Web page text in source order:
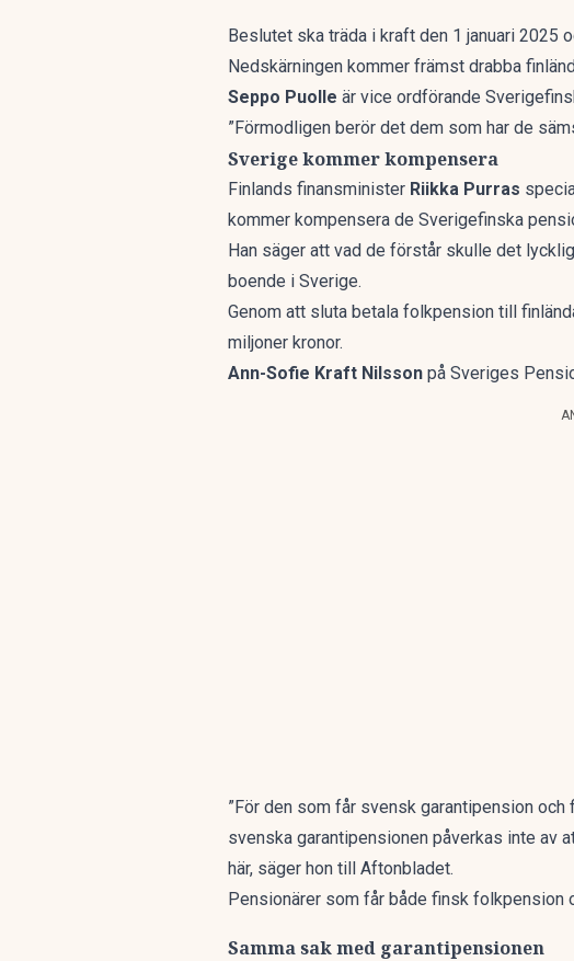
Beslutet ska träda i kraft den 1 januari 2025
Nedskärningen kommer främst drabba
Seppo Puolle är vice ordförande
”Förmodligen berör det dem som har de
Sverige kommer kompensera
Finlands finansminister Riikka Purras
kommer kompensera de Sverigefinska
Han säger att vad de förstår skulle det
boende i Sverige.
Genom att sluta betala folkpension till
miljoner kronor.
Ann-Sofie Kraft Nilsson på Sveriges
”För den som får svensk garantipension
svenska garantipensionen påverkas inte av
här, säger hon till Aftonbladet.
Pensionärer som får både finsk
Samma sak med garantipensionen